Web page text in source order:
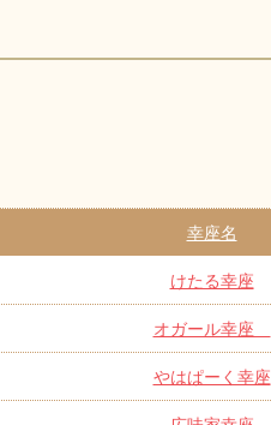
幸座名
けたる幸座
オガール幸座
やはぱーく幸座